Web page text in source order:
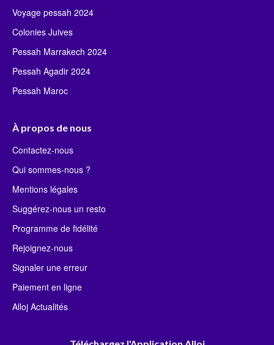
Voyage pessah 2024
Colonies Juives
Pessah Marrakech 2024
Pessah Agadir 2024
Pessah Maroc
À propos de nous
Contactez-nous
Qui sommes-nous ?
Mentions légales
Suggérez-nous un resto
Programme de fidélité
Rejoignez-nous
Signaler une erreur
Paiement en ligne
Alloj Actualités